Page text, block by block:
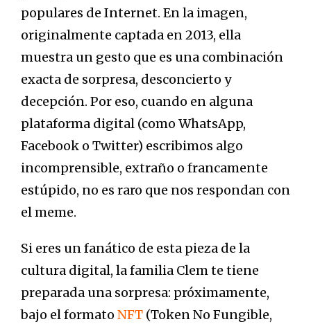
populares de Internet. En la imagen,
originalmente captada en 2013, ella
muestra un gesto que es una combinación
exacta de sorpresa, desconcierto y
decepción. Por eso, cuando en alguna
plataforma digital (como WhatsApp,
Facebook o Twitter) escribimos algo
incomprensible, extraño o francamente
estúpido, no es raro que nos respondan con
el meme.
Si eres un fanático de esta pieza de la
cultura digital, la familia Clem te tiene
preparada una sorpresa: próximamente,
bajo el formato NFT (Token No Fungible,